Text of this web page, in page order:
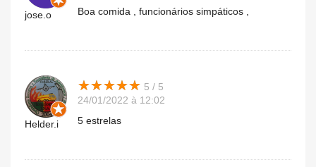
jose.o
Boa comida , funcionários simpáticos ,
Helder.i
★★★★★
★★★★★ 5 / 5
24/01/2022 à 12:02
5 estrelas